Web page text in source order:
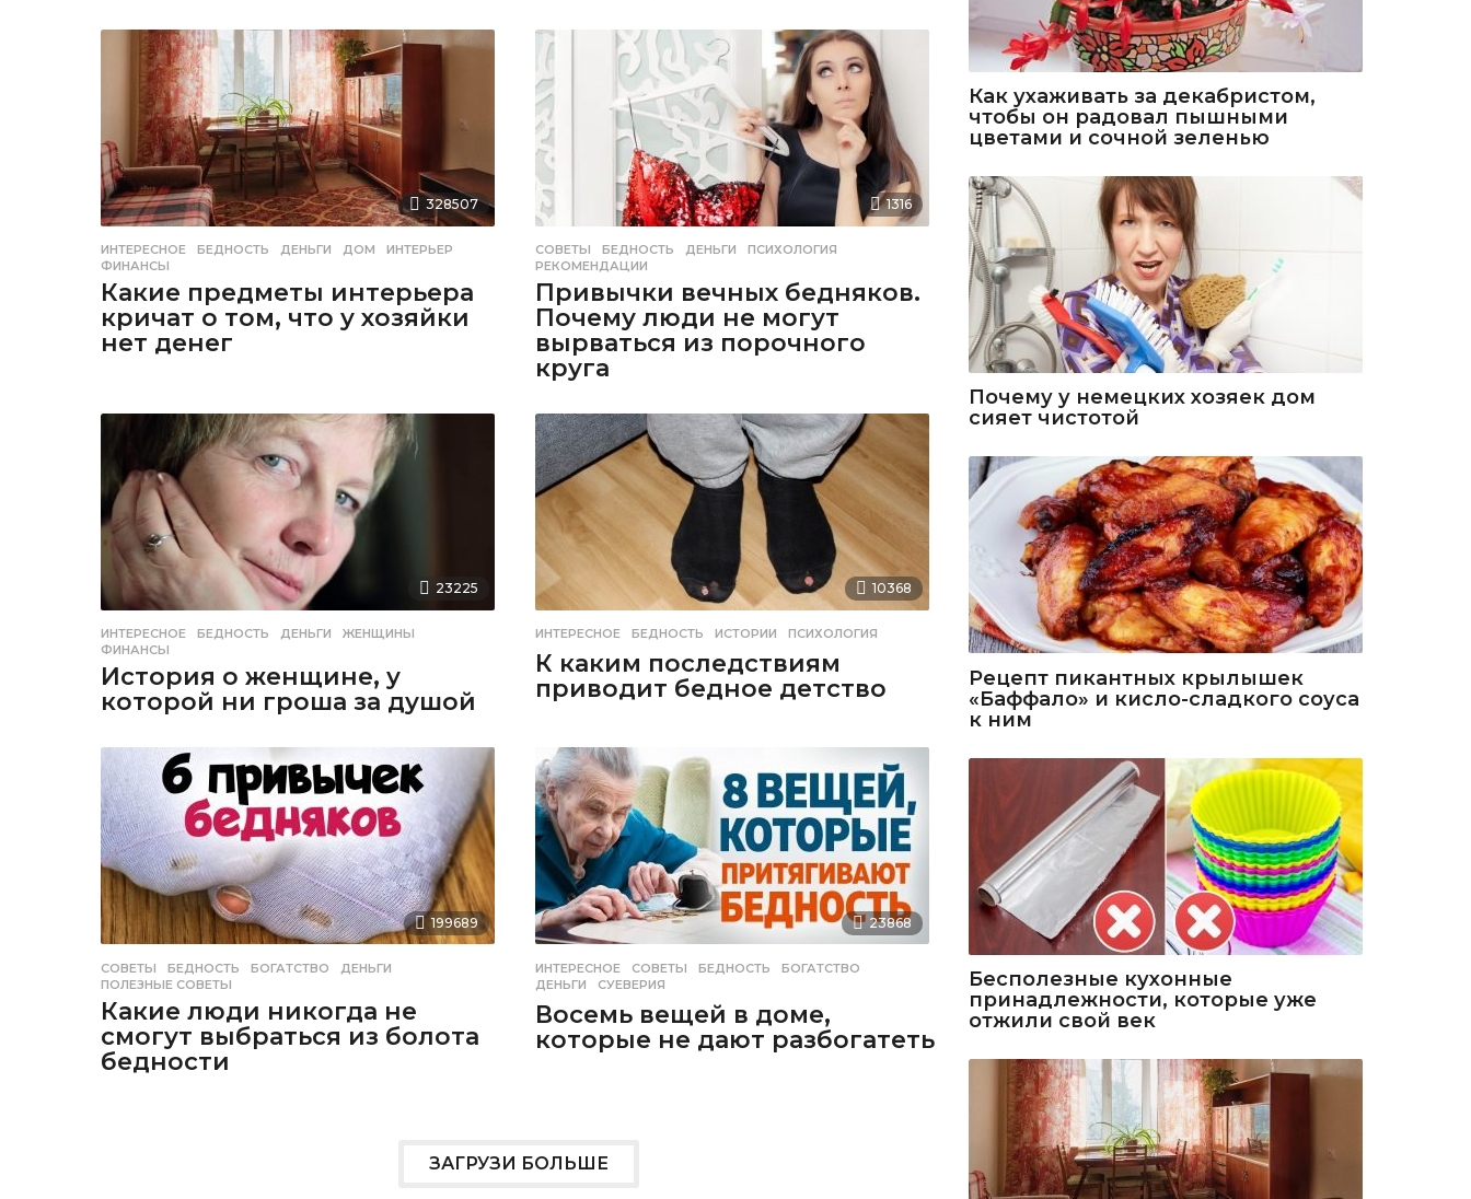
328507
ИНТЕРЕСНОЕ БЕДНОСТЬ ,ДЕНЬГИ ,ДОМ ,ИНТЕРЬЕР
ФИНАНСЫ
Какие предметы интерьера
кричат о том, что у хозяйки
нет денег
1316
СОВЕТЫ БЕДНОСТЬ ,ДЕНЬГИ ,ПСИХОЛОГИЯ
РЕКОМЕНДАЦИИ
Привычки вечных бедняков.
Почему люди не могут
вырваться из порочного
круга
23225
ИНТЕРЕСНОЕ БЕДНОСТЬ ,ДЕНЬГИ ,ЖЕНЩИНЫ
ФИНАНСЫ
История о женщине, у
которой ни гроша за душой
10368
ИНТЕРЕСНОЕ БЕДНОСТЬ ,ИСТОРИИ ,ПСИХОЛОГИЯ
К каким последствиям
приводит бедное детство
199689
СОВЕТЫ БЕДНОСТЬ ,БОГАТСТВО ,ДЕНЬГИ
ПОЛЕЗНЫЕ СОВЕТЫ
Какие люди никогда не
смогут выбраться из болота
бедности
23868
ИНТЕРЕСНОЕ ,СОВЕТЫ БЕДНОСТЬ ,БОГАТСТВО
ДЕНЬГИ
,СУЕВЕРИЯ
Восемь вещей в доме,
которые не дают разбогатеть
ЗАГРУЗИ БОЛЬШЕ
Как ухаживать за декабристом,
чтобы он радовал пышными
цветами и сочной зеленью
Почему у немецких хозяек дом
сияет чистотой
Рецепт пикантных крылышек
«Баффало» и кисло-сладкого соуса
к ним
Бесполезные кухонные
принадлежности, которые уже
отжили свой век